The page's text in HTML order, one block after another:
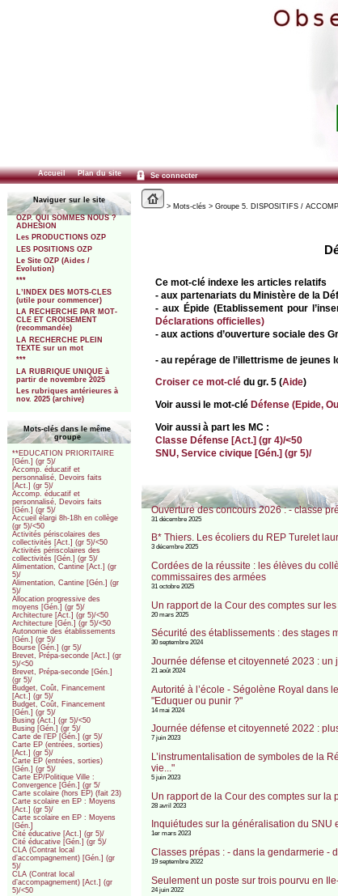
Accueil Plan du site Se connecter
Naviguer sur le site
OZP. QUI SOMMES NOUS ?
ADHESION
Les PRODUCTIONS OZP
LES POSITIONS OZP
Le Site OZP (Aides /
Evolution)
***
L’INDEX DES MOTS-CLES
(utile pour commencer)
LA RECHERCHE PAR MOT-
CLE ET CROISEMENT
(recommandée)
LA RECHERCHE PLEIN
TEXTE sur un mot
***
LA RUBRIQUE UNIQUE à
partir de novembre 2025
Les rubriques antérieures à
nov. 2025 (archive)
Mots-clés dans le même
groupe
**EDUCATION PRIORITAIRE
[Gén.] (gr 5)/
Accomp. éducatif et
personnalisé, Devoirs faits
[Act.] (gr 5)/
Accomp. éducatif et
personnalisé, Devoirs faits
[Gén.] (gr 5)/
Accueil élargi 8h-18h en collège
(gr 5)/<50
Activités périscolaires des
collectivités [Act.] (gr 5)/<50
Activités périscolaires des
collectivités [Gén.] (gr 5)/
Alimentation, Cantine [Act.] (gr
5)/
Alimentation, Cantine [Gén.] (gr
5)/
Allocation progressive des
moyens [Gén.] (gr 5)/
Architecture [Act.] (gr 5)/<50
Architecture [Gén.] (gr 5)/<50
Autonomie des établissements
[Gén.] (gr 5)/
Bourse [Gén.] (gr 5)/
Brevet, Prépa-seconde [Act.] (gr
5)/<50
Brevet, Prépa-seconde [Gén.]
(gr 5)/
Budget, Coût, Financement
[Act.] (gr 5)/
Budget, Coût, Financement
[Gén.] (gr 5)/
Busing (Act.] (gr 5)/<50
Busing [Gén.] (gr 5)/
Carte de l’EP [Gén.] (gr 5)/
Carte EP (entrées, sorties)
[Act.] (gr 5)/
Carte EP (entrées, sorties)
[Gén.] (gr 5)/
Carte EP/Politique Ville :
Convergence [Gén.] (gr 5/
Carte scolaire (hors EP) (fait 23)
Carte scolaire en EP : Moyens
[Act.] (gr 5)/
Carte scolaire en EP : Moyens
[Gén.]
Cité éducative [Act.] (gr 5)/
Cité éducative [Gén.] (gr 5)/
CLA (Contrat local
d’accompagnement) [Gén.] (gr
5)/
CLA (Contrat local
d’accompagnement) [Act.] (gr
5)/<50
> Mots-clés > Groupe 5. DISPOSITIFS /
Ce mot-clé indexe les articles relatifs
- aux partenariats du Ministère de la
- aux Épide (Etablissement pour
Déclarations officielles)
- aux actions d’ouverture sociale des
- au repérage de l’illettrisme de
Croiser ce mot-clé du gr. 5 (Aide)
Voir aussi le mot-cléDéfense (Epide,
Voir aussi à part les MC :
Classe Défense [Act.] (gr 4)/<50
SNU, Service civique [Gén.] (gr 5)/
Ouverture des concours 2026 : - classe
31 décembre 2025
B* Thiers. Les écoliers du REP Turelet
3 décembre 2025
Cordées de la réussite : les élèves du
commissaires des armées
31 octobre 2025
Un rapport de la Cour des comptes sur
20 mars 2025
Sécurité des établissements : des stages
30 septembre 2024
Journée défense et citoyenneté 2023 : un
21 août 2024
Autorité à l’école - Ségolène Royal dans
"Eduquer ou punir ?"
14 mai 2024
Journée défense et citoyenneté 2022 :
7 juin 2023
L’instrumentalisation de symboles de la
vie..."
5 juin 2023
Un rapport de la Cour des comptes sur
28 avril 2023
Inquiétudes sur la généralisation du
1er mars 2023
Classes prépas : - dans la gendarmerie -
19 septembre 2022
Seulement un poste sur trois pourvu en
24 juin 2022